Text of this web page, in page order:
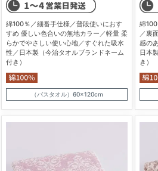
綿100％／細番手仕様／普段使いにおす
すめ 優しい色合いの無地カラー／軽量 柔
らかでやさしい使い心地／すぐれた吸水
性／日本製（今治タオルブランドネーム
付き）
（バスタオル）60×120cm
綿
／裏
感の
日本
き）